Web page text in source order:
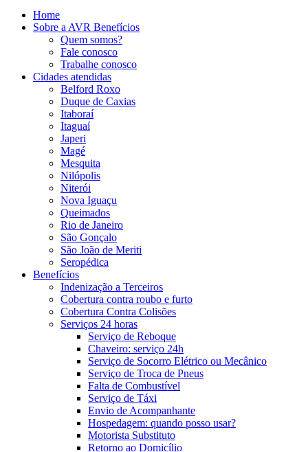
Home
Sobre a AVR Benefícios
Quem somos?
Fale conosco
Trabalhe conosco
Cidades atendidas
Belford Roxo
Duque de Caxias
Itaboraí
Itaguaí
Japeri
Magé
Mesquita
Nilópolis
Niterói
Nova Iguaçu
Queimados
Rio de Janeiro
São Gonçalo
São João de Meriti
Seropédica
Benefícios
Indenização a Terceiros
Cobertura contra roubo e furto
Cobertura Contra Colisões
Serviços 24 horas
Serviço de Reboque
Chaveiro: serviço 24h
Serviço de Socorro Elétrico ou Mecânico
Serviço de Troca de Pneus
Falta de Combustível
Serviço de Táxi
Envio de Acompanhante
Hospedagem: quando posso usar?
Motorista Substituto
Retorno ao Domicílio